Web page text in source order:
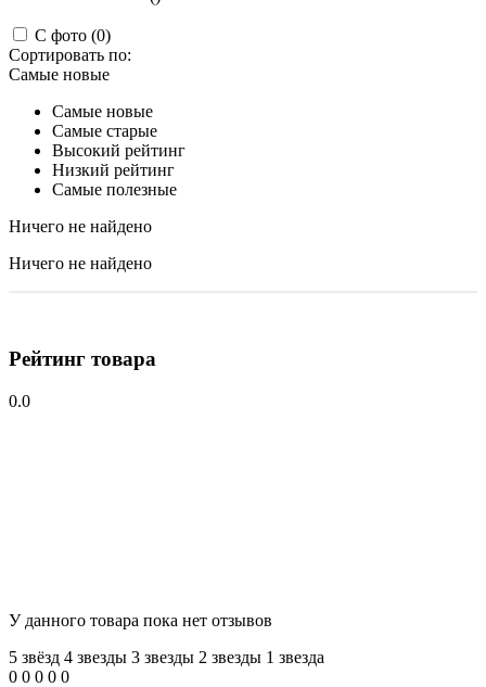
С фото (0)
Сортировать по:
Самые новые
Самые новые
Самые старые
Высокий рейтинг
Низкий рейтинг
Самые полезные
Ничего не найдено
Ничего не найдено
Рейтинг товара
0.0
У данного товара пока нет отзывов
5 звёзд 4 звeзды 3 звeзды 2 звeзды 1 звeзда
0 0 0 0 0